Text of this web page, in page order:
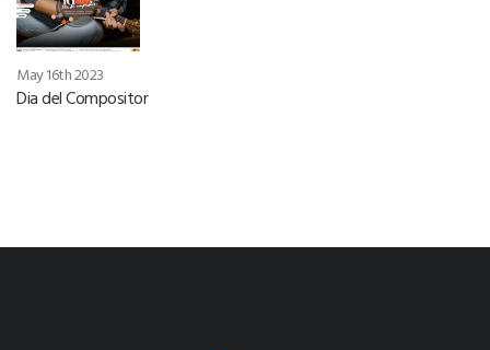
May 16th 2023
Dia del Compositor